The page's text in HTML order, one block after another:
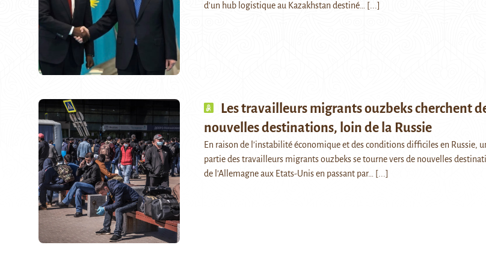
d'un hub logistique au Kazakhstan destiné…
[...]
Les travailleurs migrants ouzbeks cherchent
nouvelles destinations, loin de la Russie
En raison de l’instabilité économique et des conditions difficiles en Russie,
partie des travailleurs migrants ouzbeks se tourne vers de nouvelles
de l’Allemagne aux Etats-Unis en passant par…
[...]